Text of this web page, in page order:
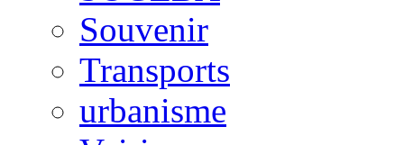
Souvenir
Transports
urbanisme